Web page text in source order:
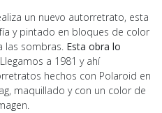
un nuevo autorretrato, esta
y pintado en bloques de color
las sombras. Esta obra lo
Llegamos a 1981 y ahí
hechos con Polaroid en
maquillado y con un color de